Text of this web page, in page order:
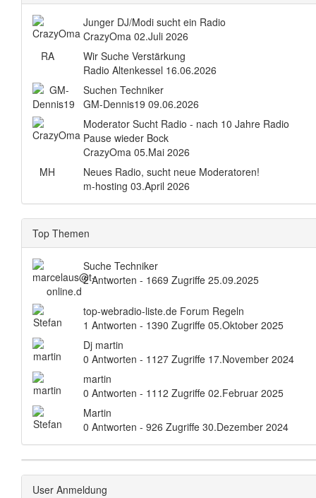
Junger DJ/Modi sucht ein Radio
CrazyOma02.Juli 2026
RA
Wir Suche Verstärkung
Radio Altenkessel 16.06.2026
Suchen Techniker
GM-Dennis1909.06.2026
Moderator Sucht Radio - nach 10 Jahre Radio
Pause wieder Bock
CrazyOma05.Mai 2026
MH
Neues Radio, sucht neue Moderatoren!
m-hosting03.April 2026
Top Themen
Suche Techniker
2 Antworten - 1669 Zugriffe 25.09.2025
top-webradio-liste.de Forum Regeln
1 Antworten - 1390 Zugriffe 05.Oktober 2025
Dj martin
0 Antworten - 1127 Zugriffe 17.November 2024
martin
0 Antworten - 1112 Zugriffe 02.Februar 2025
Martin
0 Antworten - 926 Zugriffe 30.Dezember 2024
User Anmeldung